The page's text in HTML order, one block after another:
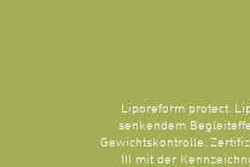
Liporeform protect.
senkendem
Gewichtskontrolle.
III mit der